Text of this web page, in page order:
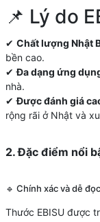
📌 Lý do
✔ Chất lượng Nhật
bền cao.
✔Đa dạng ứng
nhà.
✔Được đánh giá
rộng rãi ở Nhật và
2. Đặc điểm nổi
🔹 Chính xác và dễ đọc
Thước EBISU được